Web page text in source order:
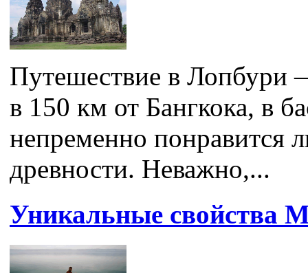
Путешествие в Лопбури
в 150 км от Бангкока, в
непременно понравится
древности. Неважно,...
Уникальные свойства